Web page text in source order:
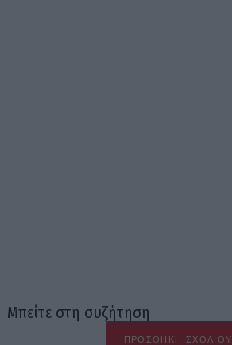
Μπείτε στη συζήτηση
ΠΡΟΣΘΉΚΗ ΣΧΟΛΊΟΥ